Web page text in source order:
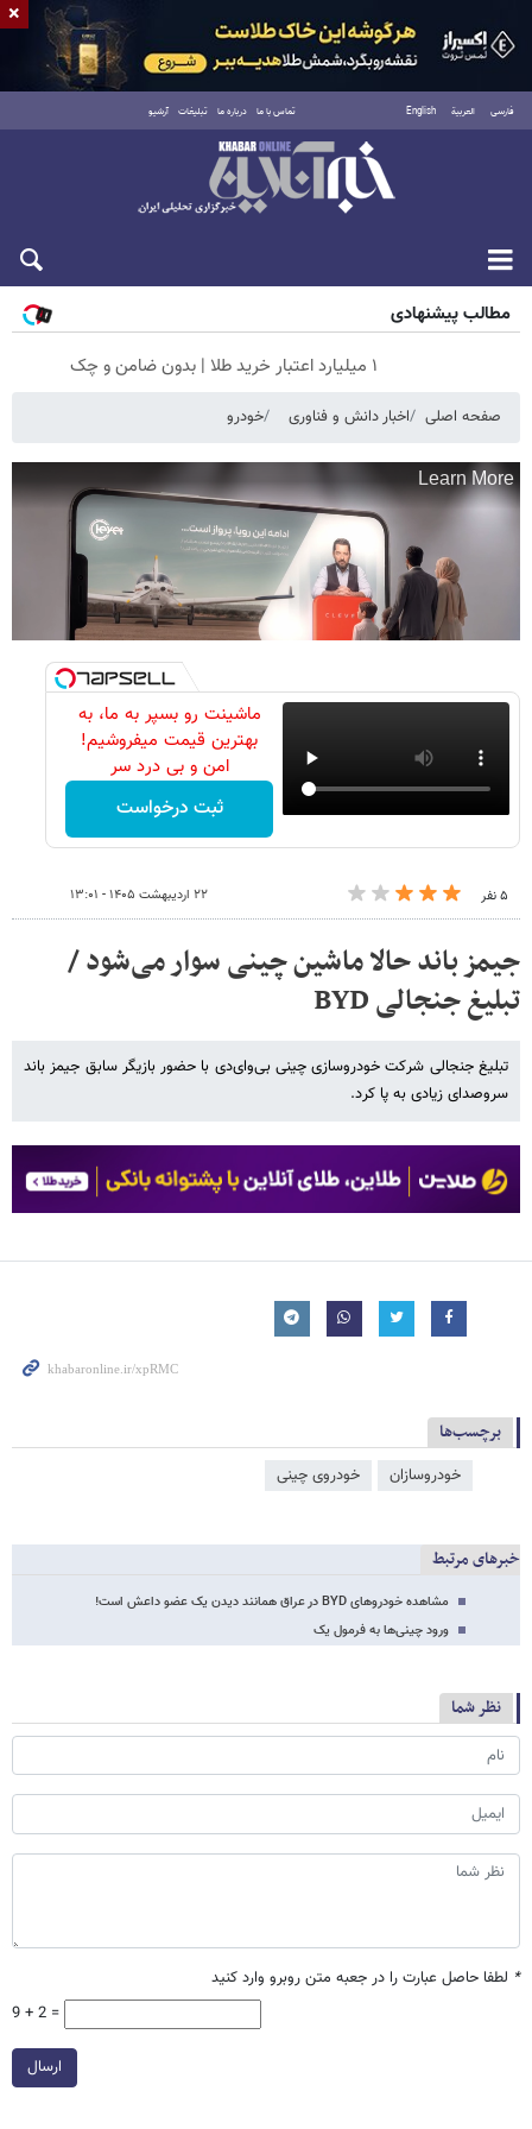
فارسی العربية English تماس با ما درباره ما تبلیغات آرشیو
جمعه ۱۶ مرداد ۱۴۰۵
مطالب پیشنهادی
۱ میلیارد اعتبار خرید طلا | بدون ضامن و چک
صفحه اصلی اخبار دانش و فناوری خودرو
ماشینت رو بسپر به ما، به
بهترین قیمت میفروشیم!
امن و بی درد سر
ثبت درخواست
۵ نفر ۲۲ اردیبهشت ۱۴۰۵ - ۱۳:۰۱
جیمز باند حالا ماشین چینی سوار می‌شود /
تبلیغ جنجالی BYD
تبلیغ جنجالی شرکت خودروسازی چینی بی‌وای‌دی با حضور بازیگر سابق جیمز باند
سروصدای زیادی به پا کرد.
برچسب‌ها
خودروسازان خودروی چینی
خبرهای مرتبط
مشاهده خودروهای BYD در عراق همانند دیدن یک عضو داعش است!
ورود چینی‌ها به فرمول یک
نظر شما
* لطفا حاصل عبارت را در جعبه متن روبرو وارد کنید
9 + 2 =
ارسال
×